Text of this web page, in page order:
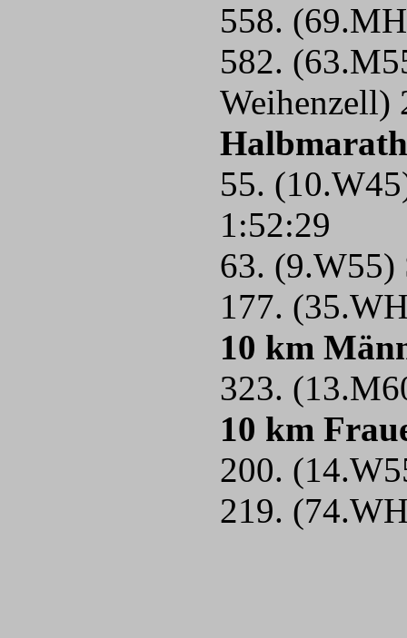
558.
582.
Weihenzell)
55.
1:52:29
63. (9.W55)
177.
10 km
323.
10 km
200.
219.